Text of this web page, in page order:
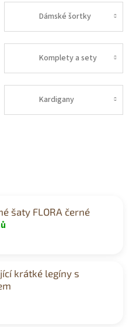
Dámské šortky
Komplety a sety
Kardigany
šaty FLORA černé
krátké legíny s